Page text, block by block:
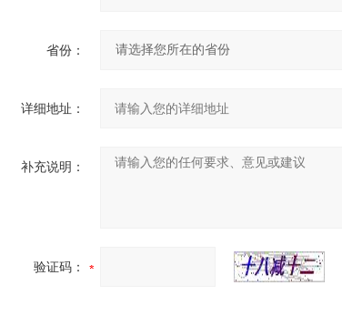
省份：
详细地址：
补充说明：
验证码：